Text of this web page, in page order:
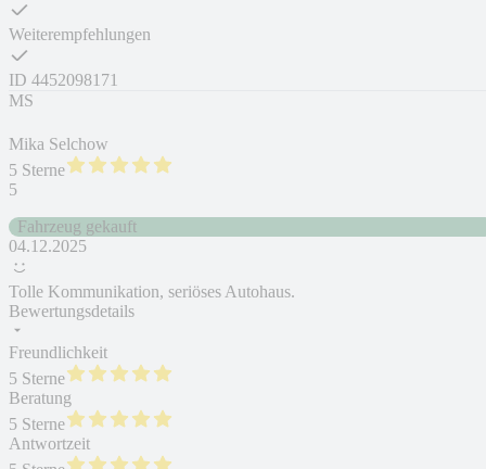
Weiterempfehlungen
ID 4452098171
MS
Mika Selchow
5 Sterne
5
Fahrzeug gekauft
04.12.2025
Tolle Kommunikation, seriöses Autohaus.
Bewertungsdetails
Freundlichkeit
5 Sterne
Beratung
5 Sterne
Antwortzeit